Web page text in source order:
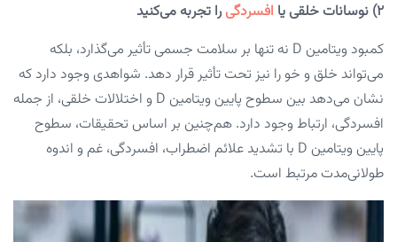
۲) نوسانات خلقی یا افسردگیرا تجربه می‌کنید
کمبود ویتامین D نه تنها بر سلامت جسمی تأثیر می‌گذارد، بلکه
می‌تواند خلق و خو را نیز تحت تأثیر قرار دهد. شواهدی وجود دارد که
نشان می‌دهد بین سطوح پایین ویتامین D و اختلالات خلقی، از جمله
افسردگی، ارتباط وجود دارد. هم‌چنین بر اساس تحقیقات، سطوح
پایین ویتامین D با تشدید علائم اضطراب، افسردگی، غم و اندوه
طولانی‌مدت مرتبط است.